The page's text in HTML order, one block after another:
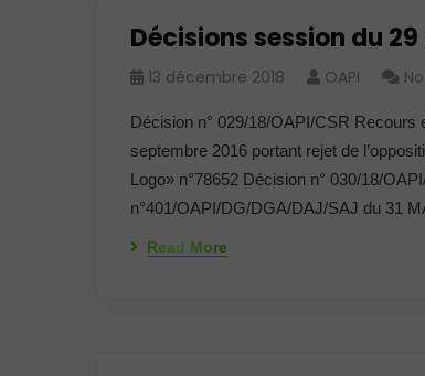
Décisions session du
13 décembre 2018 OAPI
Décision n° 029/18/OAPI/CSR
septembre 2016 portant rejet de
Logo» n°78652 Décision n° 030/18/
n°401/OAPI/DG/DGA/DAJ/SAJ du 31
Read More